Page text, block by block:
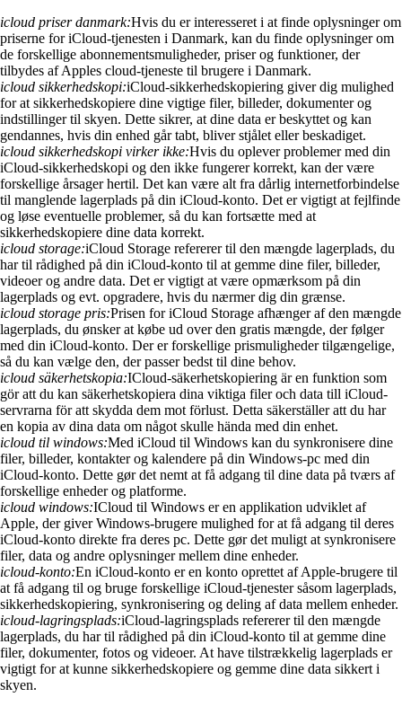
icloud priser danmark:Hvis du er interesseret i at finde oplysninger om
priserne for iCloud-tjenesten i Danmark, kan du finde oplysninger om
de forskellige abonnementsmuligheder, priser og funktioner, der
tilbydes af Apples cloud-tjeneste til brugere i Danmark.
icloud sikkerhedskopi:iCloud-sikkerhedskopiering giver dig mulighed
for at sikkerhedskopiere dine vigtige filer, billeder, dokumenter og
indstillinger til skyen. Dette sikrer, at dine data er beskyttet og kan
gendannes, hvis din enhed går tabt, bliver stjålet eller beskadiget.
icloud sikkerhedskopi virker ikke:Hvis du oplever problemer med din
iCloud-sikkerhedskopi og den ikke fungerer korrekt, kan der være
forskellige årsager hertil. Det kan være alt fra dårlig internetforbindelse
til manglende lagerplads på din iCloud-konto. Det er vigtigt at fejlfinde
og løse eventuelle problemer, så du kan fortsætte med at
sikkerhedskopiere dine data korrekt.
icloud storage:iCloud Storage refererer til den mængde lagerplads, du
har til rådighed på din iCloud-konto til at gemme dine filer, billeder,
videoer og andre data. Det er vigtigt at være opmærksom på din
lagerplads og evt. opgradere, hvis du nærmer dig din grænse.
icloud storage pris:Prisen for iCloud Storage afhænger af den mængde
lagerplads, du ønsker at købe ud over den gratis mængde, der følger
med din iCloud-konto. Der er forskellige prismuligheder tilgængelige,
så du kan vælge den, der passer bedst til dine behov.
icloud säkerhetskopia:ICloud-säkerhetskopiering är en funktion som
gör att du kan säkerhetskopiera dina viktiga filer och data till iCloud-
servrarna för att skydda dem mot förlust. Detta säkerställer att du har
en kopia av dina data om något skulle hända med din enhet.
icloud til windows:Med iCloud til Windows kan du synkronisere dine
filer, billeder, kontakter og kalendere på din Windows-pc med din
iCloud-konto. Dette gør det nemt at få adgang til dine data på tværs af
forskellige enheder og platforme.
icloud windows:ICloud til Windows er en applikation udviklet af
Apple, der giver Windows-brugere mulighed for at få adgang til deres
iCloud-konto direkte fra deres pc. Dette gør det muligt at synkronisere
filer, data og andre oplysninger mellem dine enheder.
icloud-konto:En iCloud-konto er en konto oprettet af Apple-brugere til
at få adgang til og bruge forskellige iCloud-tjenester såsom lagerplads,
sikkerhedskopiering, synkronisering og deling af data mellem enheder.
icloud-lagringsplads:iCloud-lagringsplads refererer til den mængde
lagerplads, du har til rådighed på din iCloud-konto til at gemme dine
filer, dokumenter, fotos og videoer. At have tilstrækkelig lagerplads er
vigtigt for at kunne sikkerhedskopiere og gemme dine data sikkert i
skyen.